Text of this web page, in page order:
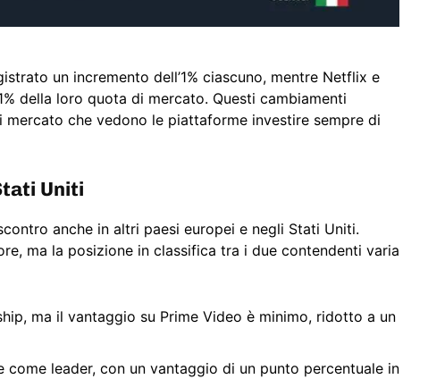
un incremento dell’1% ciascuno, mentre Netflix e
della loro quota di mercato. Questi cambiamenti
che vedono le piattaforme investire sempre di
Uniti
anche in altri paesi europei e negli Stati Uniti.
ma la posizione in classifica tra i due contendenti varia
ma il vantaggio su Prime Video è minimo, ridotto a un
come leader, con un vantaggio di un punto percentuale in